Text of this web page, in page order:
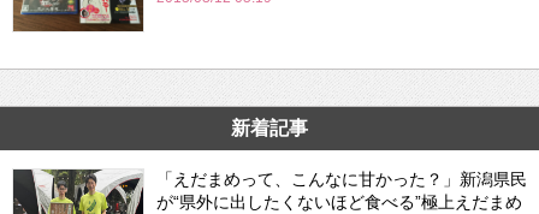
新着記事
「えだまめって、こんなに甘かった？」新潟県民
が“県外に出したくないほど食べる”極上えだまめ